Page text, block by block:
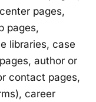
pages,
pages,
libraries, case
author or
contact pages,
career